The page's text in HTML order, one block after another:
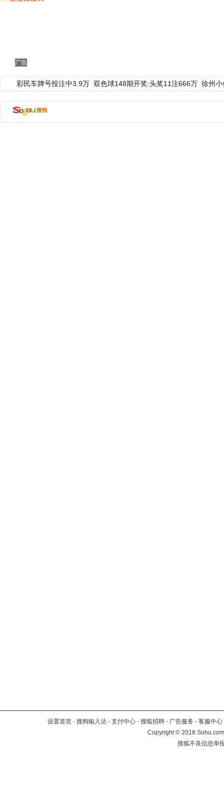
广告
彩民车牌号投注中3.9万 双色球148期开奖:头奖11注666万 徐州
设置首页 - 搜狗输入法 - 支付中心 - 搜狐招聘 - 广告服务 - 客服中心
Copyright©2018
搜狐不良信息举